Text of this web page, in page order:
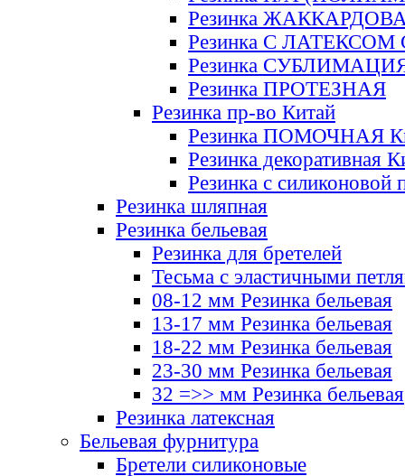
Резинка
Резинка С ЛАТЕКСОМ
Резинка
Резинка ПРОТЕЗНАЯ
Резинка пр-во Китай
Резинка ПОМОЧНАЯ
Резинка декоративная
Резинка с силиконовой
Резинка шляпная
Резинка бельевая
Резинка для бретелей
Тесьма с эластичными
08-12 мм Резинка бельевая
13-17 мм Резинка бельевая
18-22 мм Резинка бельевая
23-30 мм Резинка бельевая
32 =>> мм Резинка бельевая
Резинка латексная
Бельевая фурнитура
Бретели силиконовые